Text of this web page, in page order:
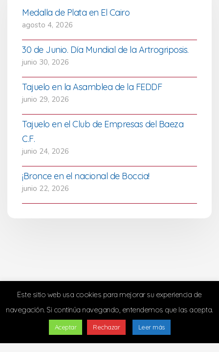
Medalla de Plata en El Cairo
agosto 4, 2026
30 de Junio. Día Mundial de la Artrogriposis.
junio 30, 2026
Tajuelo en la Asamblea de la FEDDF
junio 29, 2026
Tajuelo en el Club de Empresas del Baeza
C.F.
junio 24, 2026
¡Bronce en el nacional de Boccia!
junio 22, 2026
Este sitio web usa cookies para mejorar su experiencia de
navegación. Si continúa navegando, entendemos que las acepta.
Aceptar Rechazar Leer más